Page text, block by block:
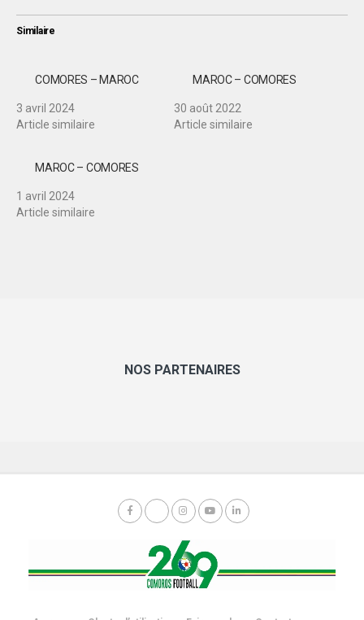
Similaire
COMORES – MAROC
3 avril 2024
Article similaire
MAROC – COMORES
30 août 2022
Article similaire
MAROC – COMORES
1 avril 2024
Article similaire
NOS PARTENAIRES